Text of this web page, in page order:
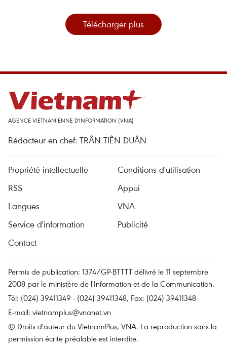
Télécharger plus
AGENCE VIETNAMIENNE D'INFORMATION (VNA)
Rédacteur en chef: TRÂN TIÊN DUÂN
Propriété intellectuelle
Conditions d'utilisation
RSS
Appui
Langues
VNA
Service d'information
Publicité
Contact
Permis de publication: 1374/GP-BTTTT délivré le 11 septembre
2008 par le ministère de l'Information et de la Communication.
Tél: (024) 39411349 - (024) 39411348, Fax: (024) 39411348
E-mail: vietnamplus@vnanet.vn
© Droits d'auteur du VietnamPlus, VNA. La reproduction sans la
permission écrite préalable est interdite.